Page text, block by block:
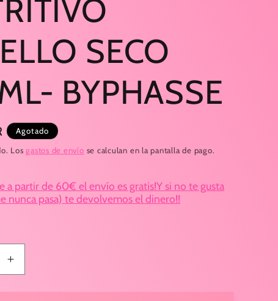
SECO
BYPHASSE
Agotado
Losgastos de envío se calculan en la pantalla de pago.
a partir de 60€ el envío es gratis!Y si no te gusta
nunca pasa) te devolvemos el dinero!!
Aumentar
cantidad